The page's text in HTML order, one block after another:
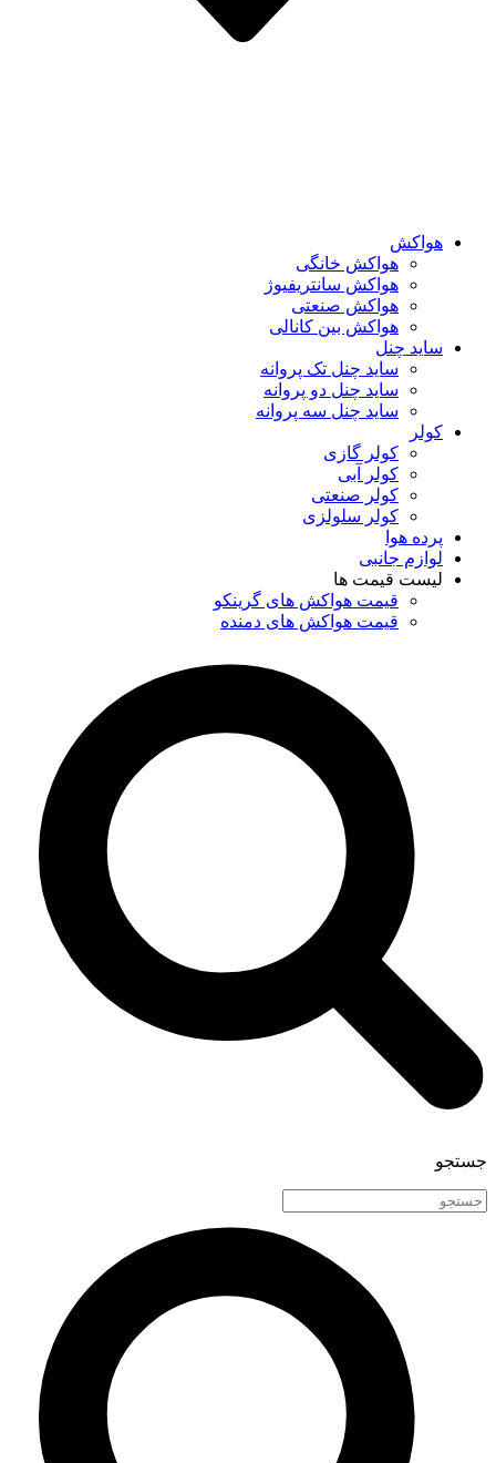
هواکش
هواکش خانگی
هواکش سانتریفیوژ
هواکش صنعتی
هواکش بین کانالی
ساید چنل
ساید چنل تک پروانه
ساید چنل دو پروانه
ساید چنل سه پروانه
کولر
کولر گازی
کولر آبی
کولر صنعتی
کولر سلولزی
پرده هوا
لوازم جانبی
لیست قیمت ها
قیمت هواکش های گرینکو
قیمت هواکش های دمنده
جستجو